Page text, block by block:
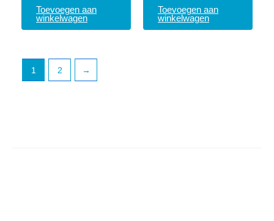
Toevoegen aan
winkelwagen
Toevoegen aan
winkelwagen
1 2 →